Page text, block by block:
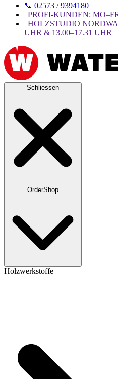
📞 02573 / 9394180
| PROFI-KUNDEN:
| HOLZSTUDIO
UHR & 13.00–17.31 UHR
Schliessen
OrderShop
Holzwerkstoffe